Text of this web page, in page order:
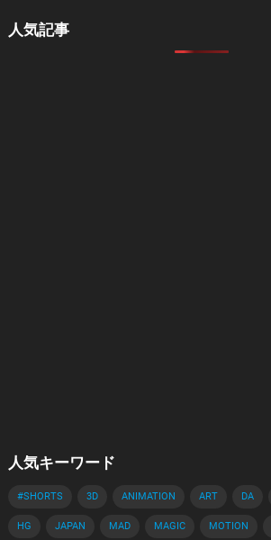
人気記事
人気キーワード
#SHORTS 3D ANIMATION ART DA
HG JAPAN MAD MAGIC MOTION